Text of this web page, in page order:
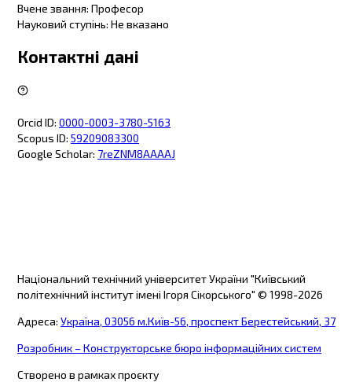
Вчене звання: Професор
Науковий ступінь: Не вказано
Контактні дані
Orcid ID: 0000-0003-3780-5163
Scopus ID: 59209083300
Google Scholar: 7reZNM8AAAAJ
Національний технічний університет України "Київський
політехнічний інститут імені Ігоря Сікорського" © 1998-2026
Адреса: Україна, 03056 м.Київ-56, проспект Берестейський, 37
Розробник – Конструкторське бюро інформаційних систем
Створено в рамках проєкту